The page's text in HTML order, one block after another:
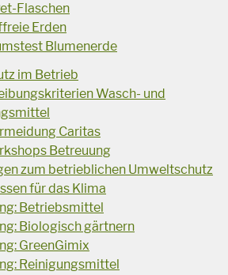
Flaschen
Erden
Blumenerde
im Betrieb
Wasch- und
Caritas
Betreuung
zum betrieblichen Umweltschutz
für das Klima
Betriebsmittel
Biologisch gärtnern
GreenGimix
Reinigungsmittel